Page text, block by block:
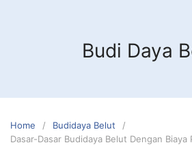
Budi Daya
Home
Budidaya Belut
Dasar-Dasar Budidaya Belut Dengan